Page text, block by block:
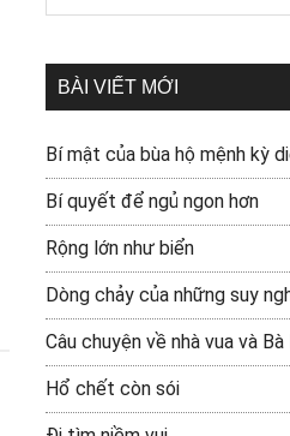
BÀI VIẾT MỚI
Bí mật của bùa hộ mệnh kỳ
Bí quyết để ngủ ngon hơn
Rộng lớn như biển
Dòng chảy của những suy
Câu chuyện về nhà vua và Bà
Hổ chết còn sói